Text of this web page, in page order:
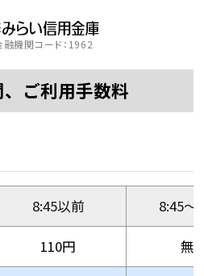
融機関コード：1962
ご利用手数料
8:45以前 8:45〜
110円 無